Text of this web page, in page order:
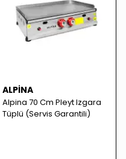
ALPINA
Alpina 70 Cm Pleyt Izgara
Tüplü (Servis Garantili)